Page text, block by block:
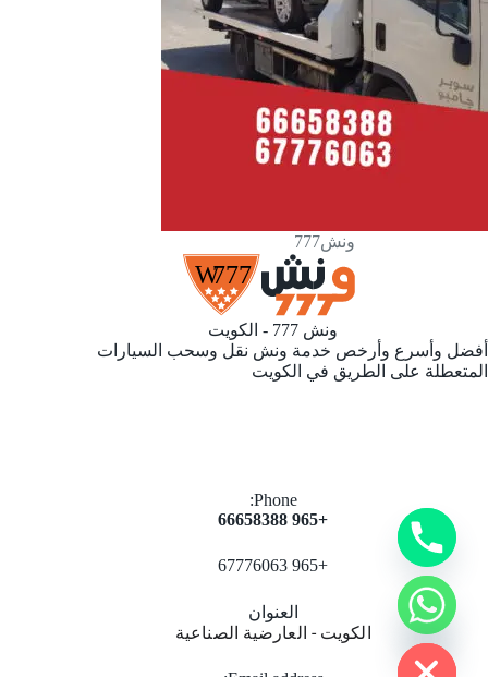
ونش777
ونش 777 - الكويت
أفضل وأسرع وأرخص خدمة ونش نقل وسحب السيارات
المتعطلة على الطريق في الكويت
Phone:
+965 66658388
+965 67776063
العنوان
الكويت - العارضية الصناعية H
i
d
e
c
a